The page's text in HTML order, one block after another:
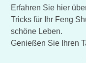
Erfahren Sie hier
Tricks für Ihr Feng
schöne Leben.
Genießen Sie Ihren